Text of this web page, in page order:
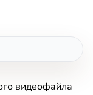
видеофайла